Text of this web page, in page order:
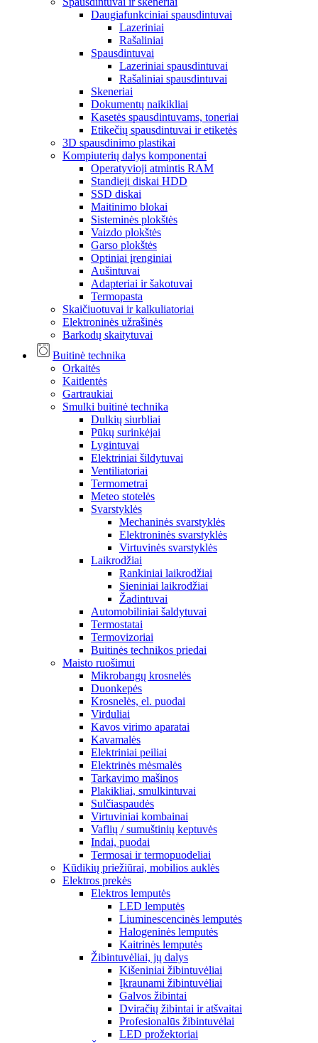
Daugiafunkciniai spausdintuvai
Lazeriniai
Rašaliniai
Spausdintuvai
Lazeriniai spausdintuvai
Rašaliniai spausdintuvai
Skeneriai
Dokumentų naikikliai
Kasetės spausdintuvams, toneriai
Etikečių spausdintuvai ir etiketės
3D spausdinimo plastikai
Kompiuterių dalys komponentai
Operatyvioji atmintis RAM
Standieji diskai HDD
SSD diskai
Maitinimo blokai
Sisteminės plokštės
Vaizdo plokštės
Garso plokštės
Optiniai įrenginiai
Aušintuvai
Adapteriai ir šakotuvai
Termopasta
Skaičiuotuvai ir kalkuliatoriai
Elektroninės užrašinės
Barkodų skaitytuvai
Buitinė technika
Orkaitės
Kaitlentės
Gartraukiai
Smulki buitinė technika
Dulkių siurbliai
Pūkų surinkėjai
Lygintuvai
Elektriniai šildytuvai
Ventiliatoriai
Termometrai
Meteo stotelės
Svarstyklės
Mechaninės svarstyklės
Elektroninės svarstyklės
Virtuvinės svarstyklės
Laikrodžiai
Rankiniai laikrodžiai
Sieniniai laikrodžiai
Žadintuvai
Automobiliniai šaldytuvai
Termostatai
Termovizoriai
Buitinės technikos priedai
Maisto ruošimui
Mikrobangų krosnelės
Duonkepės
Krosnelės, el. puodai
Virduliai
Kavos virimo aparatai
Kavamalės
Elektriniai peiliai
Elektrinės mėsmalės
Tarkavimo mašinos
Plakikliai, smulkintuvai
Sulčiaspaudės
Virtuviniai kombainai
Vaflių / sumuštinių keptuvės
Indai, puodai
Termosai ir termopuodeliai
Kūdikių priežiūrai, mobilios auklės
Elektros prekės
Elektros lemputės
LED lemputės
Liuminescencinės lemputės
Halogeninės lemputės
Kaitrinės lemputės
Žibintuvėliai, jų dalys
Kišeniniai žibintuvėliai
Įkraunami žibintuvėliai
Galvos žibintai
Dviračių žibintai ir atšvaitai
Profesionalūs žibintuvėlai
LED prožektoriai